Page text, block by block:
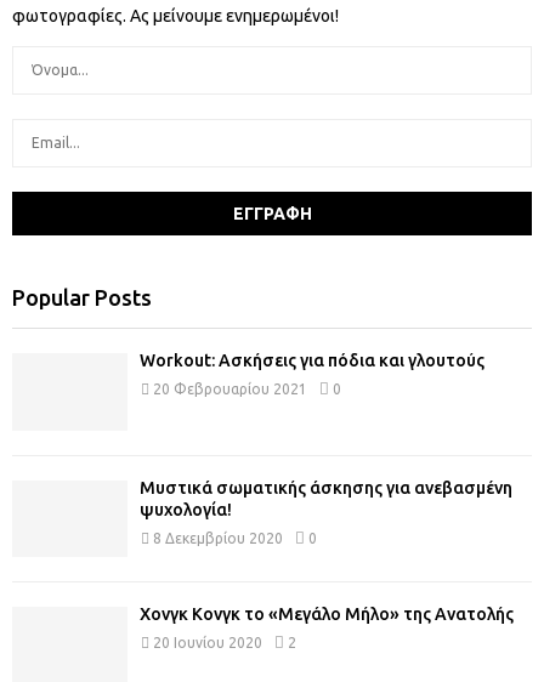
φωτογραφίες. Ας μείνουμε ενημερωμένοι!
Popular Posts
Workout: Ασκήσεις για πόδια και γλουτούς
20 Φεβρουαρίου 2021 0
Μυστικά σωματικής άσκησης για ανεβασμένη
ψυχολογία!
8 Δεκεμβρίου 2020 0
Χονγκ Κονγκ το «Μεγάλο Μήλο» της Ανατολής
20 Ιουνίου 2020 2